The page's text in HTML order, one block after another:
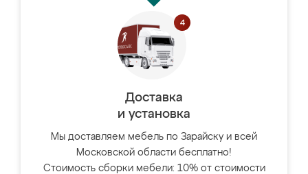
Доставка
и установка
Мы доставляем мебель по Зарайску и всей
Московской области бесплатно!
Стоимость сборки мебели: 10% от стоимости